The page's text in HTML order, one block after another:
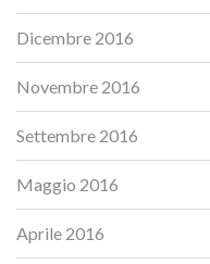
Dicembre 2016
Novembre 2016
Settembre 2016
Maggio 2016
Aprile 2016